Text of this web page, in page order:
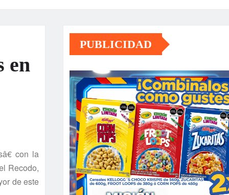
en
con la
Recodo,
de este
PUBLICIDAD